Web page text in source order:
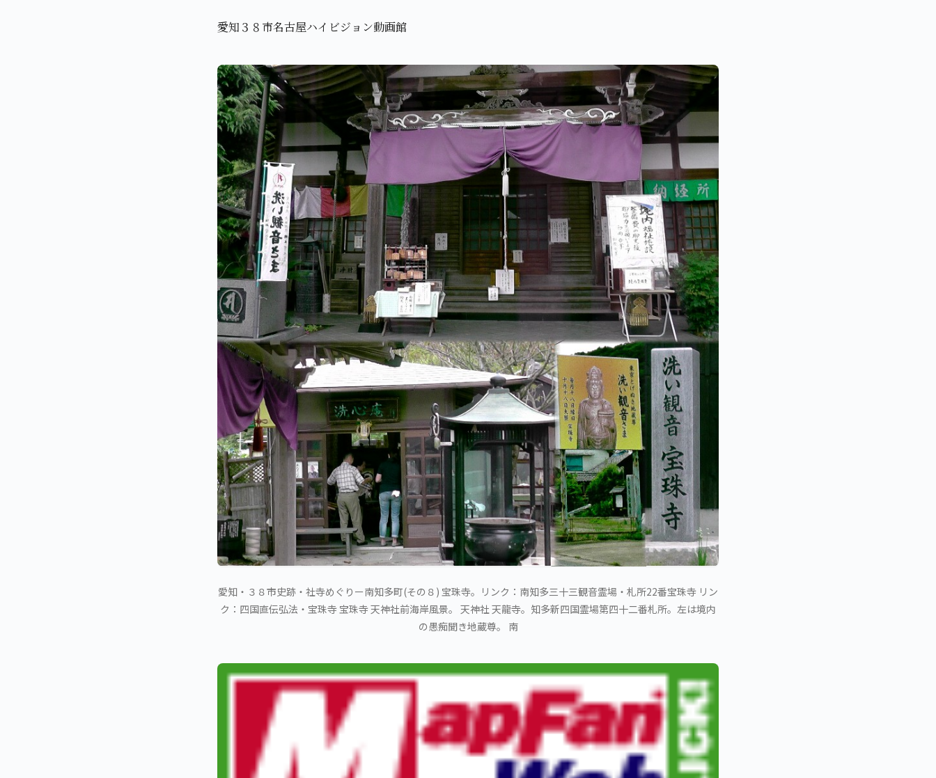
愛知３８市名古屋ハイビジョン動画館
愛知・３８市史跡・社寺めぐりー南知多町(その８) 宝珠寺。リンク：南知多三十三観音霊場・札所22番宝珠寺 リン
ク：四国直伝弘法・宝珠寺 宝珠寺 天神社前海岸風景。 天神社 天龍寺。知多新四国霊場第四十二番札所。左は境内
の愚痴聞き地蔵尊。 南